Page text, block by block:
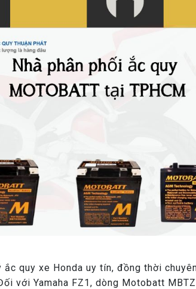
quy xe Honda uy tín, đồng thời
với Yamaha FZ1, dòng Motobatt